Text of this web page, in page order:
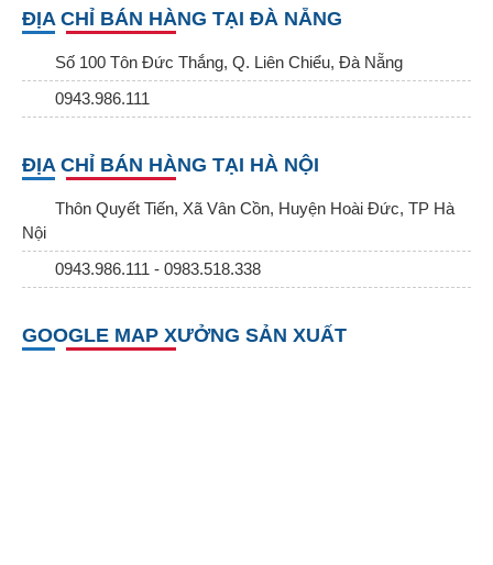
ĐỊA CHỈ BÁN HÀNG TẠI ĐÀ NẴNG
Số 100 Tôn Đức Thắng, Q. Liên Chiểu, Đà Nẵng
0943.986.111
ĐỊA CHỈ BÁN HÀNG TẠI HÀ NỘI
Thôn Quyết Tiến, Xã Vân Cồn, Huyện Hoài Đức, TP Hà
Nội
0943.986.111 - 0983.518.338
GOOGLE MAP XƯỞNG SẢN XUẤT